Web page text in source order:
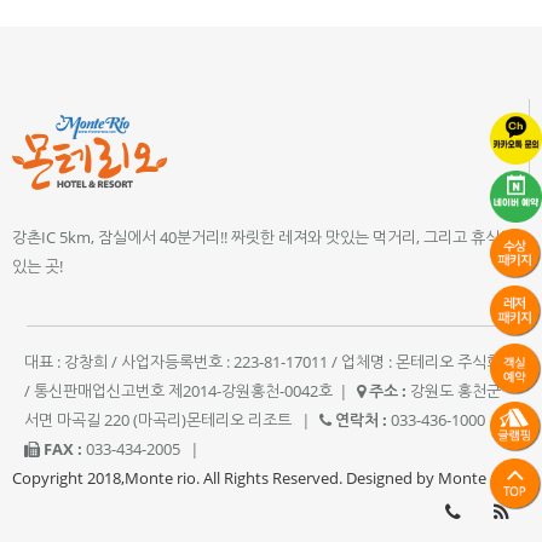
강촌IC 5km, 잠실에서 40분거리!! 짜릿한 레져와 맛있는 먹거리, 그리고 휴식이
있는 곳!
대표 : 강창희 / 사업자등록번호 : 223-81-17011 / 업체명 : 몬테리오 주식회사
/ 통신판매업신고번호 제2014-강원홍천-0042호 | 주소 : 강원도 홍천군
서면 마곡길 220 (마곡리)몬테리오 리조트
| 연락처 : 033-436-1000
|
FAX : 033-434-2005
|
Copyright 2018,Monte rio. All Rights Reserved. Designed by Monte rio.